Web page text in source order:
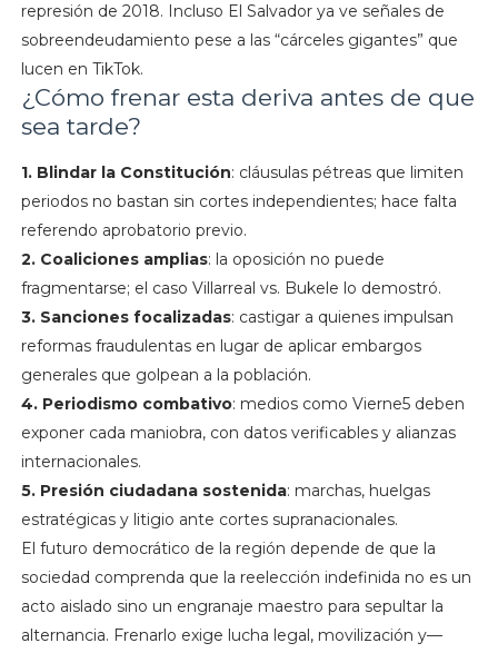
represión de 2018. Incluso El Salvador ya ve señales de
sobreendeudamiento pese a las “cárceles gigantes” que
lucen en TikTok.
¿Cómo frenar esta deriva antes de que
sea tarde?
1. Blindar la Constitución: cláusulas pétreas que limiten
periodos no bastan sin cortes independientes; hace falta
referendo aprobatorio previo.
2. Coaliciones amplias: la oposición no puede
fragmentarse; el caso Villarreal vs. Bukele lo demostró.
3. Sanciones focalizadas: castigar a quienes impulsan
reformas fraudulentas en lugar de aplicar embargos
generales que golpean a la población.
4. Periodismo combativo: medios como Vierne5 deben
exponer cada maniobra, con datos verificables y alianzas
internacionales.
5. Presión ciudadana sostenida: marchas, huelgas
estratégicas y litigio ante cortes supranacionales.
El futuro democrático de la región depende de que la
sociedad comprenda que la reelección indefinida no es un
acto aislado sino un engranaje maestro para sepultar la
alternancia. Frenarlo exige lucha legal, movilización y—